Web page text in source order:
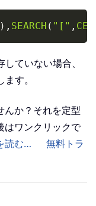
) , SEARCH ( "[" ,
Copy
ていない場合、
す。
んか？それを定型
はワンクリックで
読む…
無料トラ